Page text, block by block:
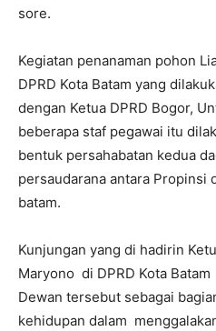
sore.
Kegiatan penanaman pohon
DPRD Kota Batam yang
dengan Ketua‎ DPRD Bogor,
beberapa staf pegawai itu
bentuk persahabatan kedua
persaudarana antara Propinsi
batam.
Kunjungan yang di hadirin
Maryono di DPRD Kota
Dewan tersebut sebagai
kehidupan dalam